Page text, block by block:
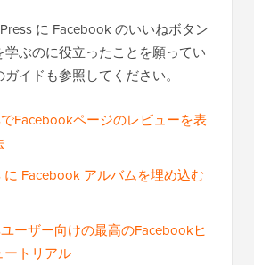
に Facebook のいいねボタン
学ぶのに役立ったことを願ってい
イドも参照してください。
Facebookページのレビューを表
に Facebook アルバムを埋め込む
ーザー向けの最高のFacebookヒ
ートリアル